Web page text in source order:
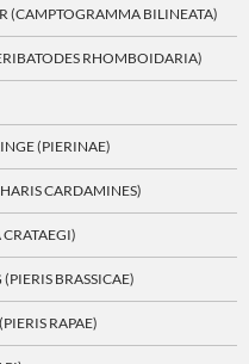
(CAMPTOGRAMMA BILINEATA)
RHOMBOIDARIA)
(PIERINAE)
CARDAMINES)
BRASSICAE)
RAPAE)